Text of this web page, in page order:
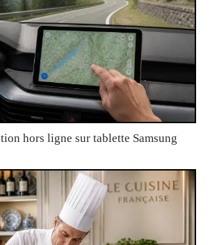
hors ligne sur tablette Samsung